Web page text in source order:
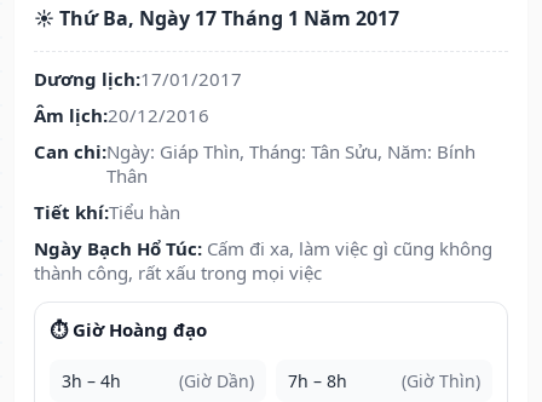
☀️ Thứ Ba, Ngày 17 Tháng 1 Năm 2017
Dương lịch:17/01/2017
Âm lịch:20/12/2016
Can chi:Ngày: Giáp Thìn, Tháng: Tân Sửu, Năm: Bính
Thân
Tiết khí:Tiểu hàn
Ngày Bạch Hổ Túc: Cấm đi xa, làm việc gì cũng không
thành công, rất xấu trong mọi việc
⏱️ Giờ Hoàng đạo
3h – 4h (Giờ Dần) 7h – 8h (Giờ Thìn)